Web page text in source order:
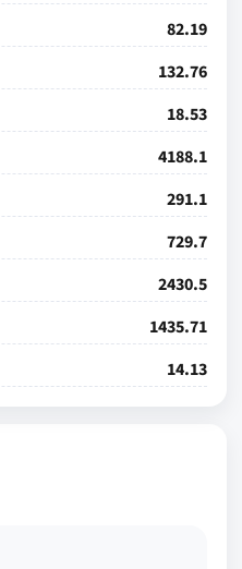
82.19
132.76
18.53
4188.1
291.1
729.7
2430.5
1435.71
14.13